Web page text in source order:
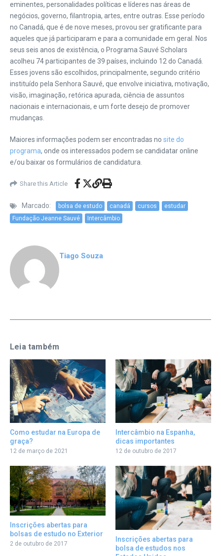
eminentes, personalidades políticas e líderes nas áreas de
negócios, governo, filantropia, artes, entre outras. Esse período
no Canadá, que é de nove meses, provou ser gratificante para
aqueles que já participaram e para a comunidade em geral. Nos
seus seis anos de existência, o Programa Sauvé Scholars
acolheu 74 participantes de 39 países, incluindo 12 do Canadá.
Esses jovens são escolhidos, principalmente, segundo critério
instituído pela Senhora Sauvé, que envolve iniciativa, motivação,
visão, imaginação, retórica apurada, ciência de assuntos
nacionais e internacionais, e um forte desejo de promover
mudanças.
Maiores informações podem ser encontradas no site do
programa, onde os interessados podem se candidatar online
e/ou baixar os formulários de candidatura.
Share this Article
Marcado: bolsa de estudo canadá cursos
estudar
Fundação Jeanne Sauvé
Intercâmbio
Tiago Souza
Leia também
Como estudar na Europa de
graça?
12 de março de 2021
Intercâmbio na Espanha,
dicas importantes
12 de outubro de 2017
Inscrições abertas para
bolsas de estudo no Exterior
2 de outubro de 2017
Inscrições abertas para
bolsa de estudos nos